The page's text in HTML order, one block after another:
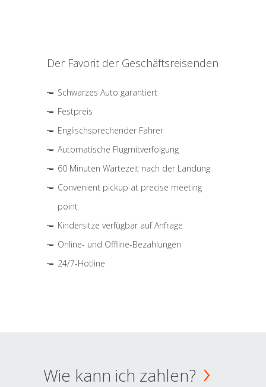
Der Favorit der Geschäftsreisenden
Schwarzes Auto garantiert
Festpreis
Englischsprechender Fahrer
Automatische Flugmitverfolgung
60 Minuten Wartezeit nach der Landung
Convenient pickup at precise meeting
point
Kindersitze verfügbar auf Anfrage
Online- und Offline-Bezahlungen
24/7-Hotline
Wie kann ich zahlen?